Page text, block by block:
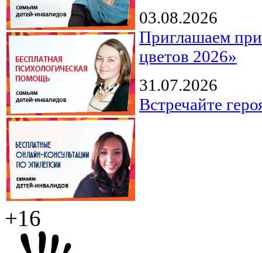
03.08.2026
Приглашаем
цветов 2026»
31.07.2026
Встречайте
+16